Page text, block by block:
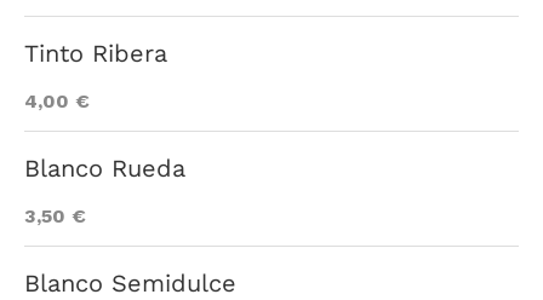
Tinto Ribera
4,00 €
Blanco Rueda
3,50 €
Blanco Semidulce